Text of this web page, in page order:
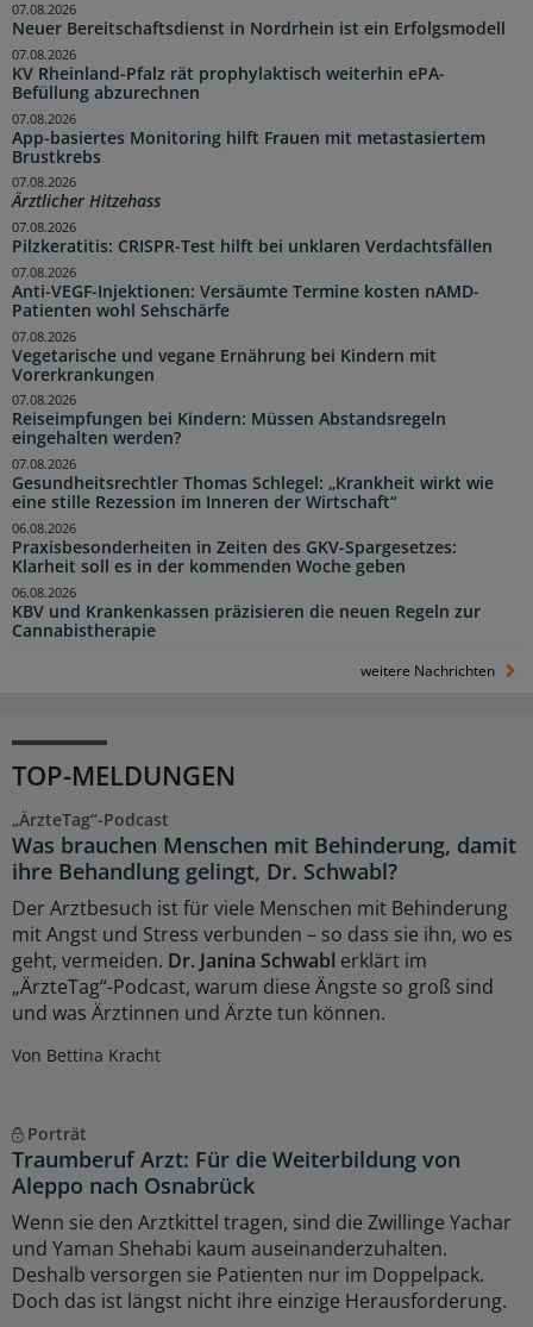
Neuer Bereitschaftsdienst in Nordrhein ist ein Erfolgsmodell
07.08.2026
KV Rheinland-Pfalz rät prophylaktisch weiterhin ePA-
Befüllung abzurechnen
07.08.2026
App-basiertes Monitoring hilft Frauen mit metastasiertem
Brustkrebs
07.08.2026
Ärztlicher Hitzehass
07.08.2026
Pilzkeratitis: CRISPR-Test hilft bei unklaren Verdachtsfällen
07.08.2026
Anti-VEGF-Injektionen: Versäumte Termine kosten nAMD-
Patienten wohl Sehschärfe
07.08.2026
Vegetarische und vegane Ernährung bei Kindern mit
Vorerkrankungen
07.08.2026
Reiseimpfungen bei Kindern: Müssen Abstandsregeln
eingehalten werden?
07.08.2026
Gesundheitsrechtler Thomas Schlegel: „Krankheit wirkt wie
eine stille Rezession im Inneren der Wirtschaft“
07.08.2026
Praxisbesonderheiten in Zeiten des GKV-Spargesetzes:
Klarheit soll es in der kommenden Woche geben
06.08.2026
KBV und Krankenkassen präzisieren die neuen Regeln zur
Cannabistherapie
06.08.2026
weitere Nachrichten
TOP-MELDUNGEN
„ÄrzteTag“-Podcast
Was brauchen Menschen mit Behinderung, damit
ihre Behandlung gelingt, Dr. Schwabl?
Der Arztbesuch ist für viele Menschen mit Behinderung
mit Angst und Stress verbunden – so dass sie ihn, wo es
geht, vermeiden. Dr. Janina Schwabl erklärt im
„ÄrzteTag“-Podcast, warum diese Ängste so groß sind
und was Ärztinnen und Ärzte tun können.
Von Bettina Kracht
Porträt
Traumberuf Arzt: Für die Weiterbildung von
Aleppo nach Osnabrück
Wenn sie den Arztkittel tragen, sind die Zwillinge Yachar
und Yaman Shehabi kaum auseinanderzuhalten.
Deshalb versorgen sie Patienten nur im Doppelpack.
Doch das ist längst nicht ihre einzige Herausforderung.